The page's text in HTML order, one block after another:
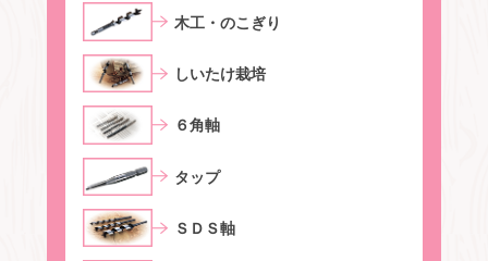
⽊⼯・のこぎり
しいたけ栽培
６⾓軸
タップ
ＳＤＳ軸